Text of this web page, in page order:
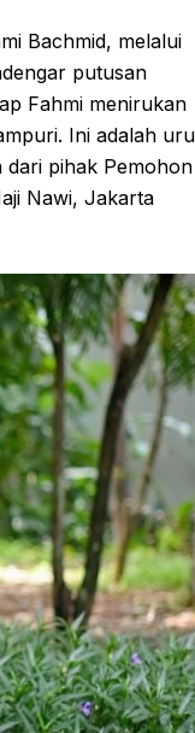
Bachmid, melalui
putusan
Fahmi menirukan
Ini adalah
dari pihak Pemohon
Nawi, Jakarta